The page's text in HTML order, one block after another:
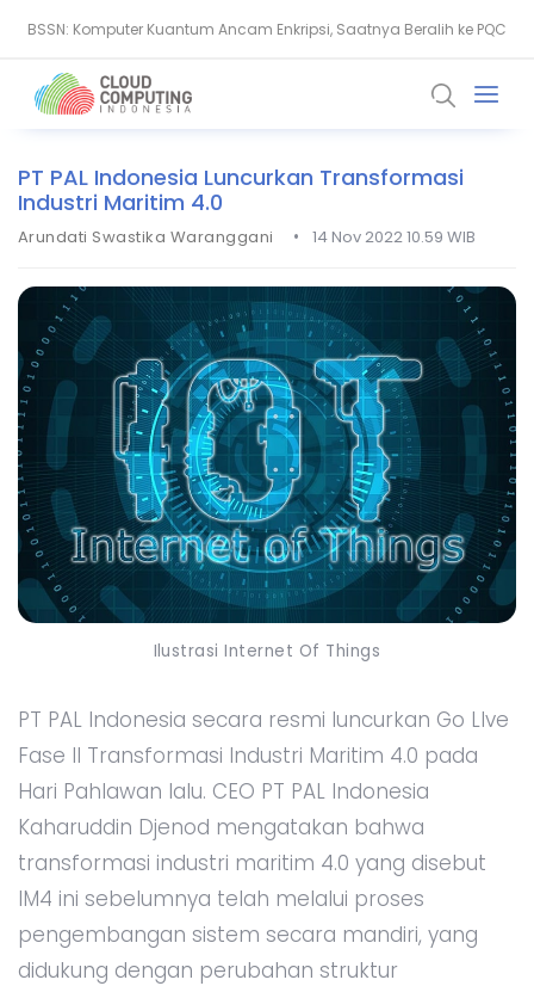
BSSN: Komputer Kuantum Ancam Enkripsi, Saatnya Beralih ke PQC
Serangan Siber Terkoordinasi Ganggu Layanan Air di Minnesota
PT PAL Indonesia Luncurkan Transformasi
Industri Maritim 4.0
Arundati Swastika Waranggani • 14 Nov 2022 10.59 WIB
Ilustrasi Internet Of Things
PT PAL Indonesia secara resmi luncurkan Go LIve
Fase II Transformasi Industri Maritim 4.0 pada
Hari Pahlawan lalu. CEO PT PAL Indonesia
Kaharuddin Djenod mengatakan bahwa
transformasi industri maritim 4.0 yang disebut
IM4 ini sebelumnya telah melalui proses
pengembangan sistem secara mandiri, yang
didukung dengan perubahan struktur